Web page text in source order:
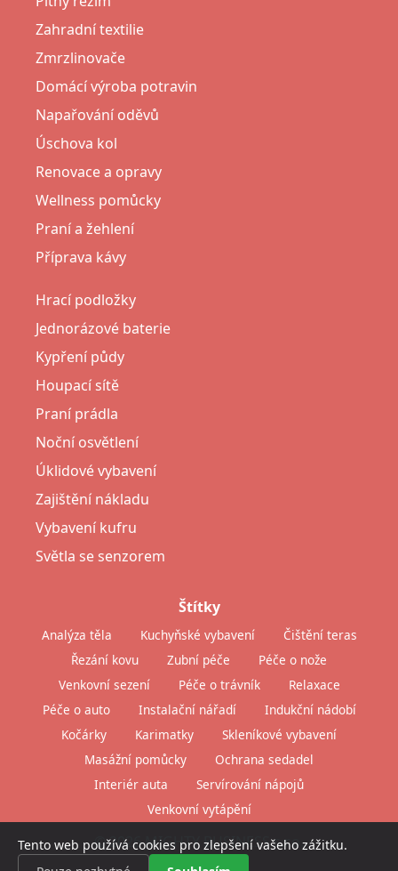
Zahradní textilie
Zmrzlinovače
Domácí výroba potravin
Napařování oděvů
Úschova kol
Renovace a opravy
Wellness pomůcky
Praní a žehlení
Příprava kávy
Hrací podložky
Jednorázové baterie
Kypření půdy
Houpací sítě
Praní prádla
Noční osvětlení
Úklidové vybavení
Zajištění nákladu
Vybavení kufru
Světla se senzorem
Štítky
Analýza těla Kuchyňské vybavení
Čištění teras
Řezání kovu
Zubní péče
Péče o nože
Venkovní sezení
Péče o trávník
Relaxace
Péče o auto
Instalační nářadí
Indukční nádobí
Kočárky
Karimatky
Skleníkové vybavení
Masážní pomůcky
Ochrana sedadel
Interiér auta
Servírování nápojů
Venkovní vytápění
© 2026 MIGHTY BUSINESS s.r.o.
Tento web používá cookies pro zlepšení vašeho zážitku.